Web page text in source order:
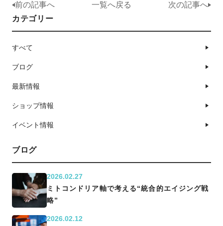
前の記事へ 一覧へ戻る
次の記事へ
カテゴリー
すべて
ブログ
最新情報
ショップ情報
イベント情報
ブログ
2026.02.27
ミトコンドリア軸で考える“統合的エイジング戦
略”
2026.02.12